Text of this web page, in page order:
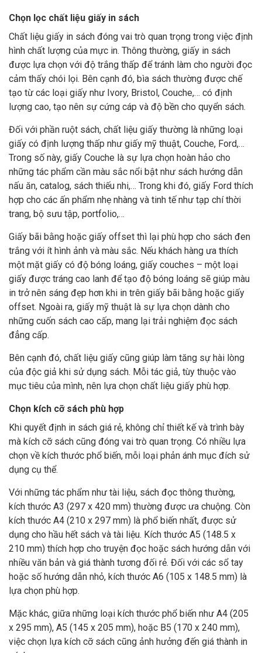
Chọn lọc chất liệu giấy in sách
Chất liệu giấy in sách đóng vai trò quan trọng trong việc định
hình chất lượng của mực in. Thông thường, giấy in sách
được lựa chọn với độ trắng thấp để tránh làm cho người đọc
cảm thấy chói lọi. Bên cạnh đó, bìa sách thường được chế
tạo từ các loại giấy như Ivory, Bristol, Couche,… có định
lượng cao, tạo nên sự cứng cáp và độ bền cho quyển sách.
Đối với phần ruột sách, chất liệu giấy thường là những loại
giấy có định lượng thấp như giấy mỹ thuật, Couche, Ford,…
Trong số này, giấy Couche là sự lựa chọn hoàn hảo cho
những tác phẩm cần màu sắc nổi bật như sách hướng dẫn
nấu ăn, catalog, sách thiếu nhi,… Trong khi đó, giấy Ford thích
hợp cho các ấn phẩm nhẹ nhàng và tinh tế như tạp chí thời
trang, bộ sưu tập, portfolio,…
Giấy bãi bằng hoặc giấy offset thì lại phù hợp cho sách đen
trắng với ít hình ảnh và màu sắc. Nếu khách hàng ưa thích
một mặt giấy có độ bóng loáng, giấy couches – một loại
giấy được tráng cao lanh để tạo độ bóng loáng sẽ giúp màu
in trở nên sáng đẹp hơn khi in trên giấy bãi bằng hoặc giấy
offset. Ngoài ra, giấy mỹ thuật là sự lựa chọn dành cho
những cuốn sách cao cấp, mang lại trải nghiệm đọc sách
đẳng cấp.
Bên cạnh đó, chất liệu giấy cũng giúp làm tăng sự hài lòng
của độc giả khi sử dụng sách. Mỗi tác giả, tùy thuộc vào
mục tiêu của mình, nên lựa chọn chất liệu giấy phù hợp.
Chọn kích cỡ sách phù hợp
Khi quyết định in sách giá rẻ, không chỉ thiết kế và trình bày
mà kích cỡ sách cũng đóng vai trò quan trọng. Có nhiều lựa
chọn về kích thước phổ biến, mỗi loại phản ánh mục đích sử
dụng cụ thể.
Với những tác phẩm như tài liệu, sách đọc thông thường,
kích thước A3 (297 x 420 mm) thường được ưa chuộng. Còn
kích thước A4 (210 x 297 mm) là phổ biến nhất, được sử
dụng cho hầu hết sách và tài liệu. Kích thước A5 (148.5 x
210 mm) thích hợp cho truyện đọc hoặc sách hướng dẫn với
nhiều văn bản và giá thành tương đối rẻ. Đối với các sổ tay
hoặc số hướng dẫn nhỏ, kích thước A6 (105 x 148.5 mm) là
lựa chọn phù hợp.
Mặc khác, giữa những loại kích thước phổ biến như A4 (205
x 295 mm), A5 (145 x 205 mm), hoặc B5 (170 x 240 mm),
việc chọn lựa kích cỡ sách cũng ảnh hưởng đến giá thành in